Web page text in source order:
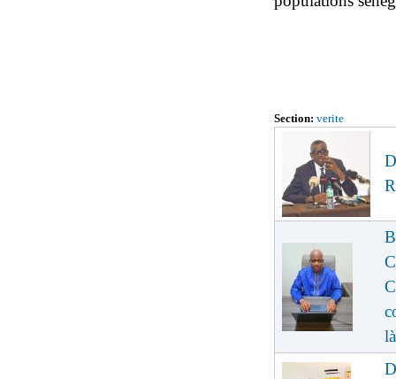
Section: verite